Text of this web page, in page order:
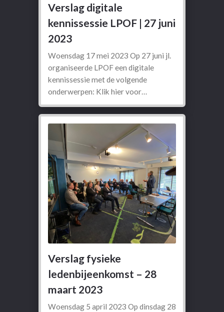
Verslag digitale
kennissessie LPOF | 27 juni
2023
Woensdag 17 mei 2023 Op 27 juni jl.
organiseerde LPOF een digitale
kennissessie met de volgende
onderwerpen: Klik hier voor…
Verslag fysieke
ledenbijeenkomst – 28
maart 2023
Woensdag 5 april 2023 Op dinsdag 28